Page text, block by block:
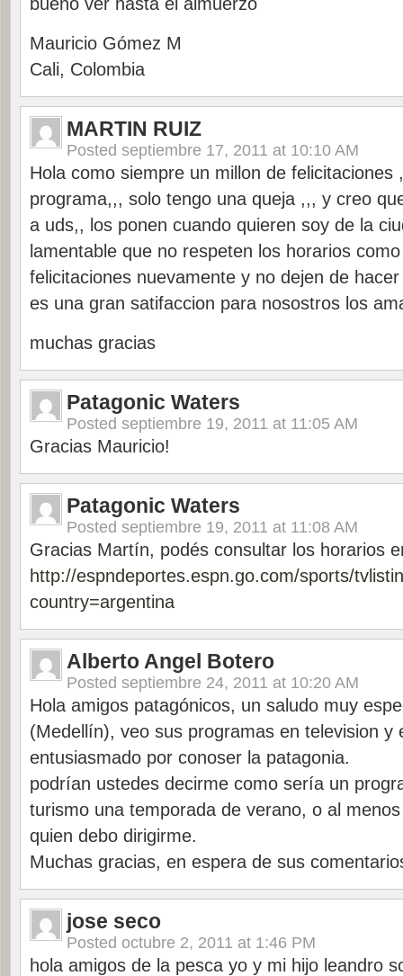
Mauricio Gómez M
Cali, Colombia
MARTIN RUIZ
Posted septiembre 17, 2011 at 10:10 AM
Hola como siempre un millon de felicitaciones
programa,,, solo tengo una queja ,,, y creo
a uds,, los ponen cuando quieren soy de la
lamentable que no respeten los horarios
felicitaciones nuevamente y no dejen de
es una gran satifaccion para nosostros los
muchas gracias
Patagonic Waters
Posted septiembre 19, 2011 at 11:05 AM
Gracias Mauricio!
Patagonic Waters
Posted septiembre 19, 2011 at 11:08 AM
Gracias Martín, podés consultar los horarios
http://espndeportes.espn.go.com/sports/
country=argentina
Alberto Angel Botero
Posted septiembre 24, 2011 at 10:20 AM
Hola amigos patagónicos, un saludo muy
(Medellín), veo sus programas en television y
entusiasmado por conoser la patagonia.
podrían ustedes decirme como sería un
turismo una temporada de verano, o al
quien debo dirigirme.
Muchas gracias, en espera de sus
jose seco
Posted octubre 2, 2011 at 1:46 PM
hola amigos de la pesca yo y mi hijo leandro